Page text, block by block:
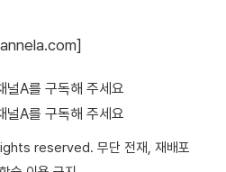
널A를 구독해 주세요
널A를 구독해 주세요
reserved. 무단 전재, 재배포